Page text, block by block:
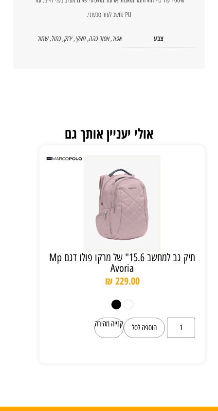
PU נחשב לעור טבעוני.
צבע אפור,אפור כהה,חאקי,ירוק,כחול,שחור
אולי יעניין אותך גם
תיק גב למחשב 15.6" של מרקו פולו דגם Mp
Avoria
₪ 229.00
הוספה לסל קנייה מהירה